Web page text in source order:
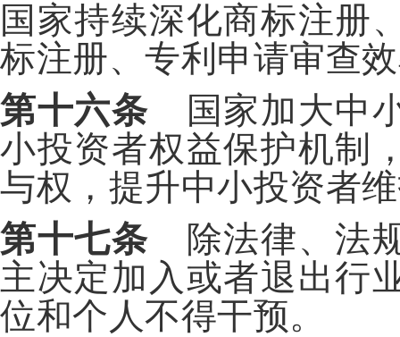
国家持续深化商标注册
标注册、专利申请审查
第十六条 国家加大中
小投资者权益保护机制
与权，提升中小投资者
第十七条 除法律、法
主决定加入或者退出行
位和个人不得干预。